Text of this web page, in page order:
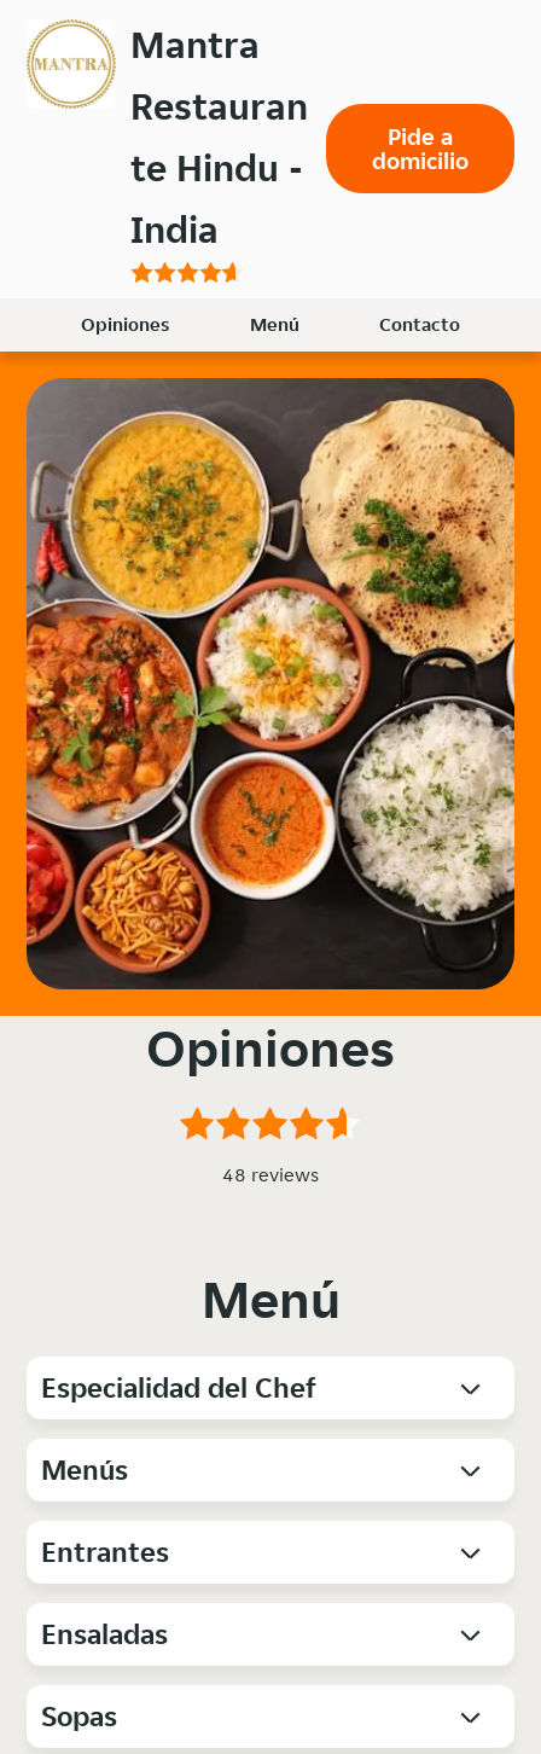
Volver
menú
principal
Mantra
Restauran
te Hindu -
India
Pide a
domicilio
Opiniones Menú Contacto
Opiniones
48 reviews
Menú
Especialidad del Chef
Menús
Entrantes
Ensaladas
Sopas